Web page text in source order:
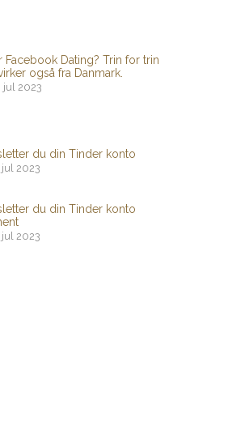
Facebook Dating? Trin for trin
også fra Danmark.
jul 2023
du din Tinder konto
jul 2023
du din Tinder konto
jul 2023